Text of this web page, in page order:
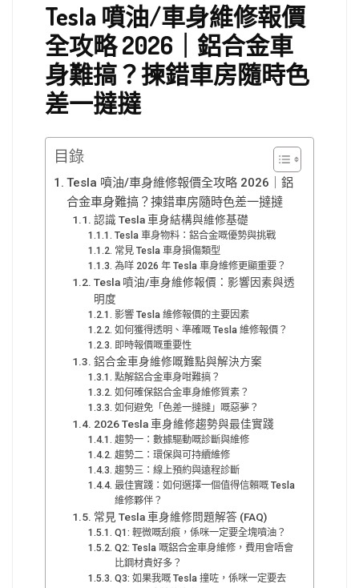
Tesla 噴油/車身維修報價
全攻略 2026｜鋁合金車
身難搞？揀錯車房隨時色
差一撻撻
目錄
Tesla 噴油/車身維修報價全攻略 2026｜鋁
合金車身難搞？揀錯車房隨時色差一撻撻
認識 Tesla 車身結構與維修基礎
Tesla 車身物料：鋁合金嘅優勢與挑戰
常見 Tesla 車身損傷類型
為咩 2026 年 Tesla 車身維修更顯重要？
Tesla 噴油/車身維修報價：影響因素與透
明度
影響 Tesla 維修報價的主要因素
如何獲得透明、準確嘅 Tesla 維修報價？
即時報價嘅重要性
鋁合金車身維修嘅難點與解決方案
點解鋁合金車身咁難搞？
如何確保鋁合金車身維修質素？
如何避免「色差一撻撻」嘅惡夢？
2026 Tesla 車身維修趨勢與最佳實踐
趨勢一：數據驅動嘅診斷與維修
趨勢二：環保與可持續維修
趨勢三：線上預約與遠程診斷
最佳實踐：如何選擇一個值得信賴嘅 Tesla
維修夥伴？
常見 Tesla 車身維修問題解答 (FAQ)
Q1: 輕微嘅刮痕，係咪一定要全塊噴油？
Q2: Tesla 嘅鋁合金車身維修，費用會唔會
比鋼材貴好多？
Q3: 如果我嘅 Tesla 撞咗，係咪一定要去